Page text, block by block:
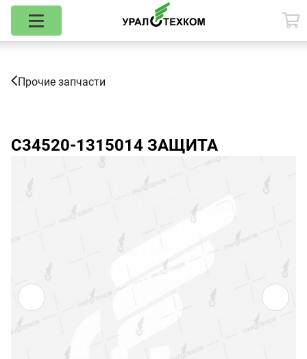
Прочие запчасти
С34520-1315014 ЗАЩИТА